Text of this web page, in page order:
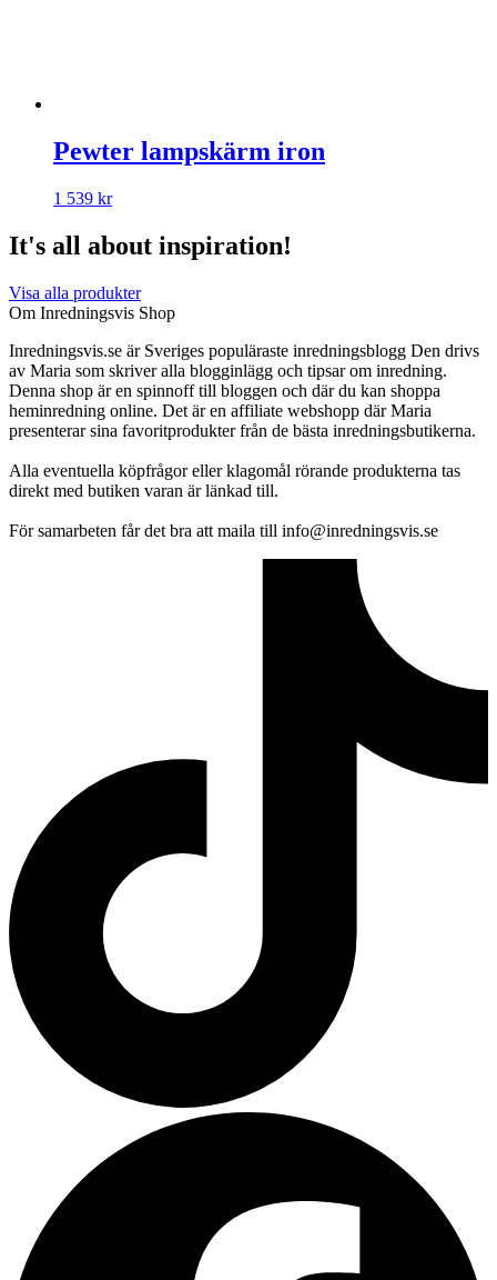
Pewter lampskärm iron
1 539 kr
It's all about inspiration!
Visa alla produkter
Om Inredningsvis Shop
Inredningsvis.se är Sveriges populäraste inredningsblogg Den drivs
av Maria som skriver alla blogginlägg och tipsar om inredning.
Denna shop är en spinnoff till bloggen och där du kan shoppa
heminredning online. Det är en affiliate webshopp där Maria
presenterar sina favoritprodukter från de bästa inredningsbutikerna.
Alla eventuella köpfrågor eller klagomål rörande produkterna tas
direkt med butiken varan är länkad till.
För samarbeten får det bra att maila till info@inredningsvis.se